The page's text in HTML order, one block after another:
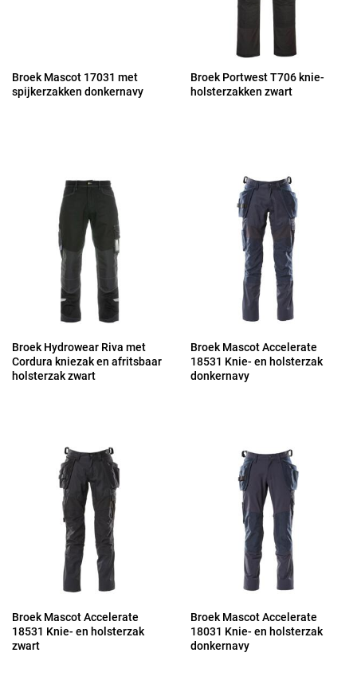
Broek Mascot 17031 met
spijkerzakken donkernavy
Broek Portwest T706 knie-
holsterzakken zwart
Broek Hydrowear Riva met
Cordura kniezak en afritsbaar
holsterzak zwart
Broek Mascot Accelerate
18531 Knie- en holsterzak
donkernavy
Broek Mascot Accelerate
18531 Knie- en holsterzak
zwart
Broek Mascot Accelerate
18031 Knie- en holsterzak
donkernavy